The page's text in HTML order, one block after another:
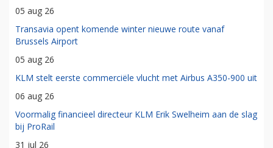
05 aug 26
Transavia opent komende winter nieuwe route vanaf
Brussels Airport
05 aug 26
KLM stelt eerste commerciële vlucht met Airbus A350-900 uit
06 aug 26
Voormalig financieel directeur KLM Erik Swelheim aan de slag
bij ProRail
31 jul 26